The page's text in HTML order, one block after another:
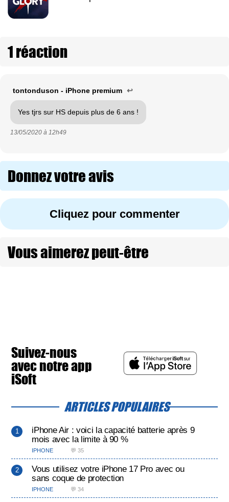
1 réaction
tontonduson - iPhone premium ↩
Yes tjrs sur HS depuis plus de 6 ans !
13/05/2020 à 12h49
Donnez votre avis
Cliquez pour commenter
Vous aimerez peut-être
Suivez-nous
avec notre app
iSoft
ARTICLES POPULAIRES
iPhone Air : voici la capacité batterie après 9
mois avec la limite à 90 %
IPHONE 💬 35
Vous utilisez votre iPhone 17 Pro avec ou
sans coque de protection
IPHONE 💬 34